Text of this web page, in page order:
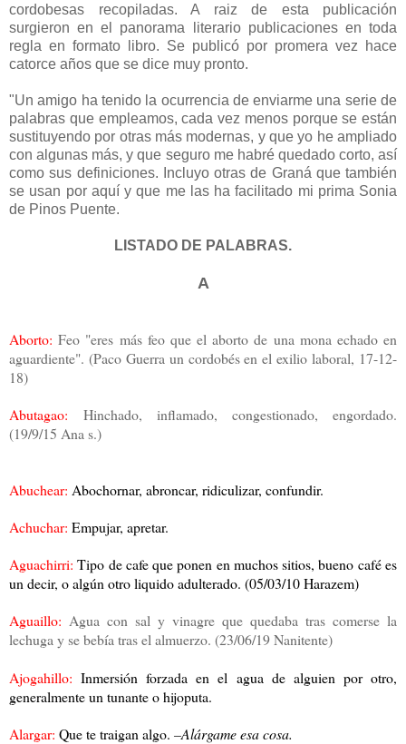
cordobesas recopiladas. A raiz de esta publicación
surgieron en el panorama literario publicaciones en toda
regla en formato libro. Se publicó por promera vez hace
catorce años que se dice muy pronto.
"Un amigo ha tenido la ocurrencia de enviarme una serie de
palabras que empleamos, cada vez menos porque se están
sustituyendo por otras más modernas, y que yo he ampliado
con algunas más, y que seguro me habré quedado corto, así
como sus definiciones. Incluyo otras de Graná que también
se usan por aquí y que me las ha facilitado mi prima Sonia
de Pinos Puente.
LISTADO DE PALABRAS.
A
Aborto:Feo "eres más feo que el aborto de una mona echado en
aguardiente". (Paco Guerra un cordobés en el exilio laboral, 17-12-
18)
Abutagao: Hinchado, inflamado, congestionado, engordado.
(19/9/15 Ana s.)
Abuchear: Abochornar, abroncar, ridiculizar, confundir.
Achuchar: Empujar, apretar.
Aguachirri:Tipo de cafe que ponen en muchos sitios, bueno café es
un decir, o algún otro liquido adulterado. (05/03/10 Harazem)
Aguaillo: Agua con sal y vinagre que quedaba tras comerse la
lechuga y se bebía tras el almuerzo. (23/06/19 Nanitente)
Ajogahillo: Inmersión forzada en el agua de alguien por otro,
generalmente un tunante o hijoputa.
Alargar: Que te traigan algo. –Alárgame esa cosa.